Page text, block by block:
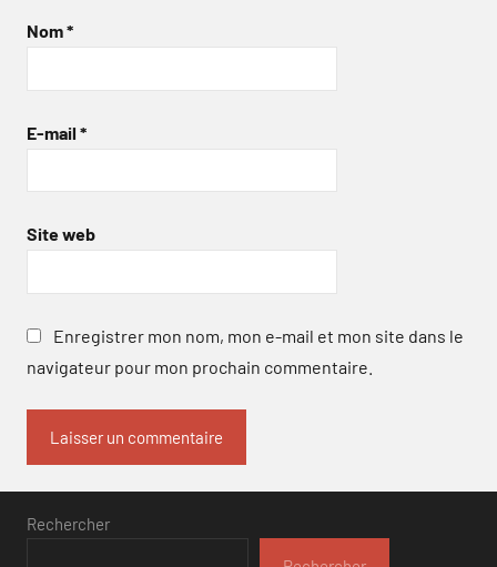
Nom*
E-mail *
Site web
Enregistrer mon nom, mon e-mail et mon site dans le
navigateur pour mon prochain commentaire.
Rechercher